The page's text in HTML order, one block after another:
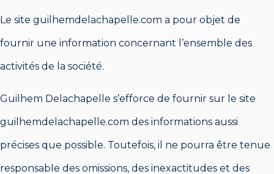
Le site guilhemdelachapelle.com a pour objet de
fournir une information concernant l’ensemble des
activités de la société.
Guilhem Delachapelle s’efforce de fournir sur le site
guilhemdelachapelle.com des informations aussi
précises que possible. Toutefois, il ne pourra être tenue
responsable des omissions, des inexactitudes et des